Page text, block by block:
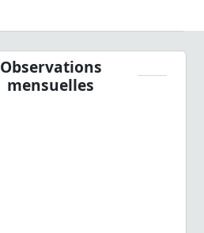
Observations
mensuelles